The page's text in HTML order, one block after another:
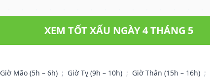
XEM TỐT XẤU NGÀY 4 THÁNG 5
Giờ Mão (5h – 6h) ; Giờ Tỵ (9h – 10h) ; Giờ Thân (15h – 16h) ;